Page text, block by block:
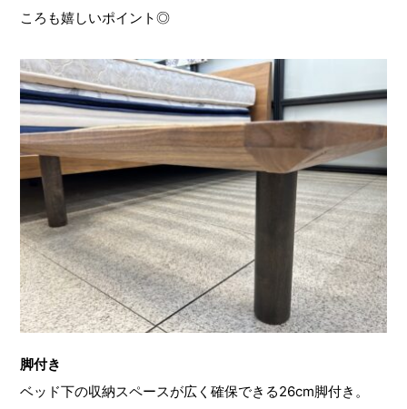
ころも嬉しいポイント◎
脚付き
ベッド下の収納スペースが広く確保できる26cm脚付き。